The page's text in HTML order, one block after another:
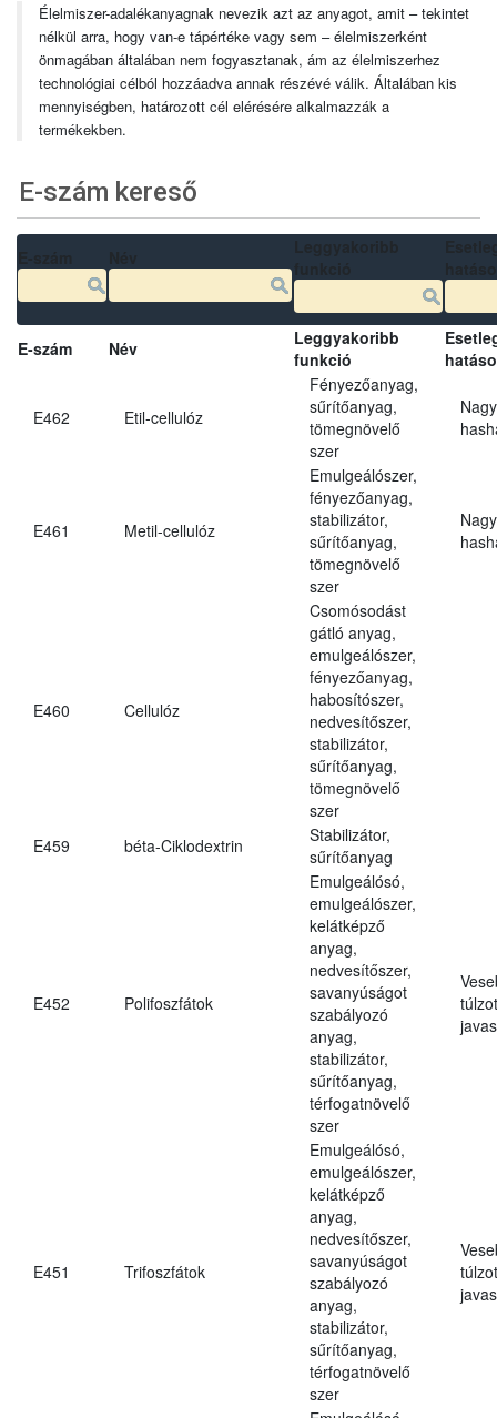
Élelmiszer-adalékanyagnak nevezik azt az anyagot, amit – tekintet
nélkül arra, hogy van-e tápértéke vagy sem – élelmiszerként
önmagában általában nem fogyasztanak, ám az élelmiszerhez
technológiai célból hozzáadva annak részévé válik. Általában kis
mennyiségben, határozott cél elérésére alkalmazzák a
termékekben.
E-szám kereső
E-szám Név
Leggyakoribb
funkció
E462 Etil-cellulóz
Fényezőanyag,
sűrítőanyag,
tömegnövelő
szer
E461 Metil-cellulóz
Emulgeálószer,
fényezőanyag,
stabilizátor,
sűrítőanyag,
tömegnövelő
szer
E460 Cellulóz
Csomósodást
gátló anyag,
emulgeálószer,
fényezőanyag,
habosítószer,
nedvesítőszer,
stabilizátor,
sűrítőanyag,
tömegnövelő
szer
E459
béta-Ciklodextrin
Stabilizátor,
sűrítőanyag
E452 Polifoszfátok
Emulgeálósó,
emulgeálószer,
kelátképző
anyag,
nedvesítőszer,
savanyúságot
szabályozó
anyag,
stabilizátor,
sűrítőanyag,
térfogatnövelő
szer
E451 Trifoszfátok
Emulgeálósó,
emulgeálószer,
kelátképző
anyag,
nedvesítőszer,
savanyúságot
szabályozó
anyag,
stabilizátor,
sűrítőanyag,
térfogatnövelő
szer